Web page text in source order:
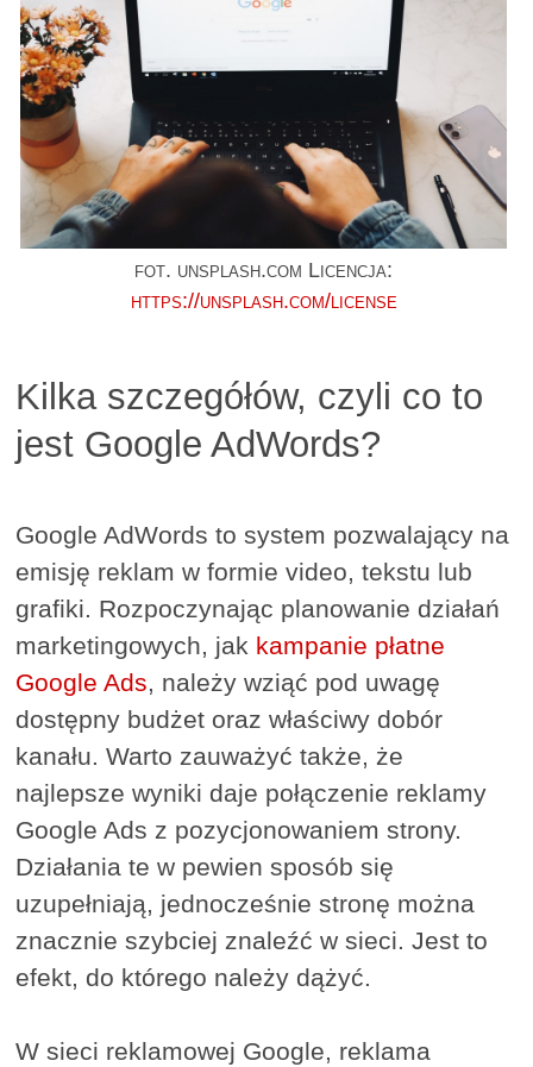
fot. unsplash.com Licencja:
https://unsplash.com/license
Kilka szczegółów, czyli co to
jest Google AdWords?
Google AdWords to system pozwalający na
emisję reklam w formie video, tekstu lub
grafiki. Rozpoczynając planowanie działań
marketingowych, jak kampanie płatne
Google Ads, należy wziąć pod uwagę
dostępny budżet oraz właściwy dobór
kanału. Warto zauważyć także, że
najlepsze wyniki daje połączenie reklamy
Google Ads z pozycjonowaniem strony.
Działania te w pewien sposób się
uzupełniają, jednocześnie stronę można
znacznie szybciej znaleźć w sieci. Jest to
efekt, do którego należy dążyć.
W sieci reklamowej Google, reklama